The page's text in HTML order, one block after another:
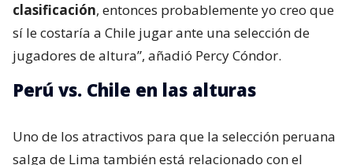
clasificación, entonces probablemente yo creo que
sí le costaría a Chile jugar ante una selección de
jugadores de altura”, añadió Percy Cóndor.
Perú vs. Chile en las alturas
Uno de los atractivos para que la selección peruana
salga de Lima también está relacionado con el